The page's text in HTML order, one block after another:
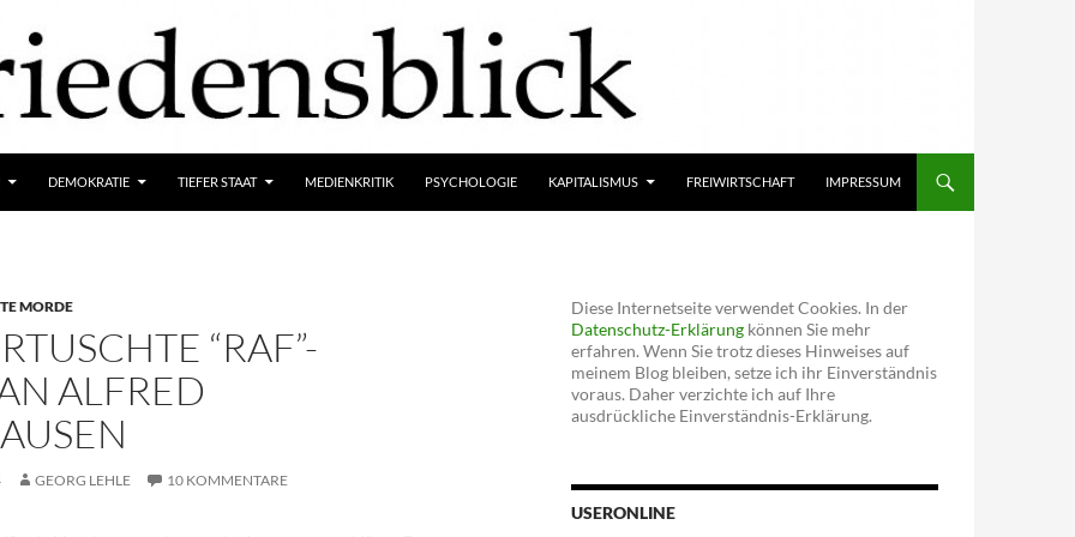
DEMOKRATIE TIEFER STAAT MEDIENKRITIK PSYCHOLOGIE KAPITALISMUS FREIWIRTSCHAFT IMPRESSUM
MORDE
“RAF”-
ALFRED
GEORG LEHLE 10 KOMMENTARE
Diese Internetseite verwendet Cookies. In der
Datenschutz-Erklärung können Sie mehr
erfahren. Wenn Sie trotz dieses Hinweises auf
meinem Blog bleiben, setze ich ihr Einverständnis
voraus. Daher verzichte ich auf Ihre
ausdrückliche Einverständnis-Erklärung.
USERONLINE